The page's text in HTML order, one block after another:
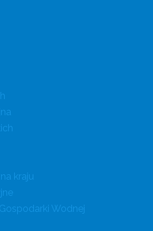
kraju
Wodnej